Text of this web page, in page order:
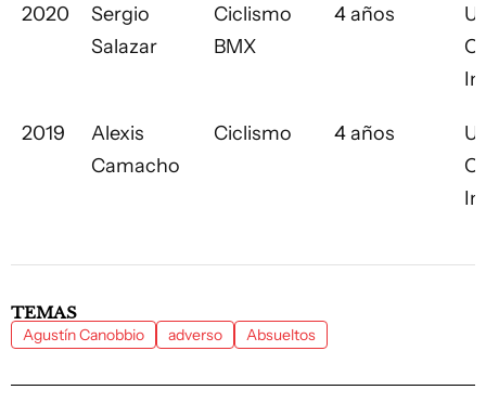
2020
Sergio
Salazar
Ciclismo
BMX
4 años
2019
Alexis
Camacho
Ciclismo 4 años
TEMAS
Agustín Canobbio adverso Absueltos